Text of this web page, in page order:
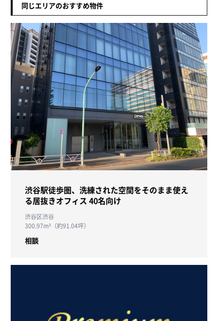
同じエリアのおすすめ物件
渋谷駅徒歩圏、洗練された空間をそのまま使え
る居抜きオフィス 40名向け
渋谷区渋谷
300.97m²（約91.04坪）
相談